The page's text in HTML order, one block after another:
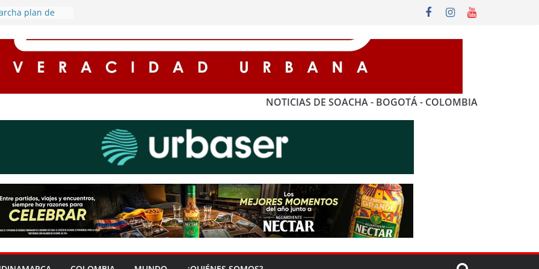
plan de
de hasta
para
impuestos en
‘Zona Segura’
en Soacha
NOTICIAS DE SOACHA - BOGOTÁ - COLOMBIA